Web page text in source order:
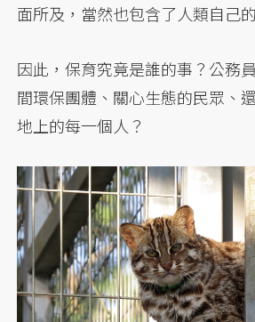
面所及，當然也包含了人類自己
因此，保育究竟是誰的事？公務
間環保團體、關心生態的民眾、
地上的每一個人？